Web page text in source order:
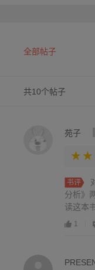
全部帖子
共10个帖子
苑子
书评
分析》
读这本
1